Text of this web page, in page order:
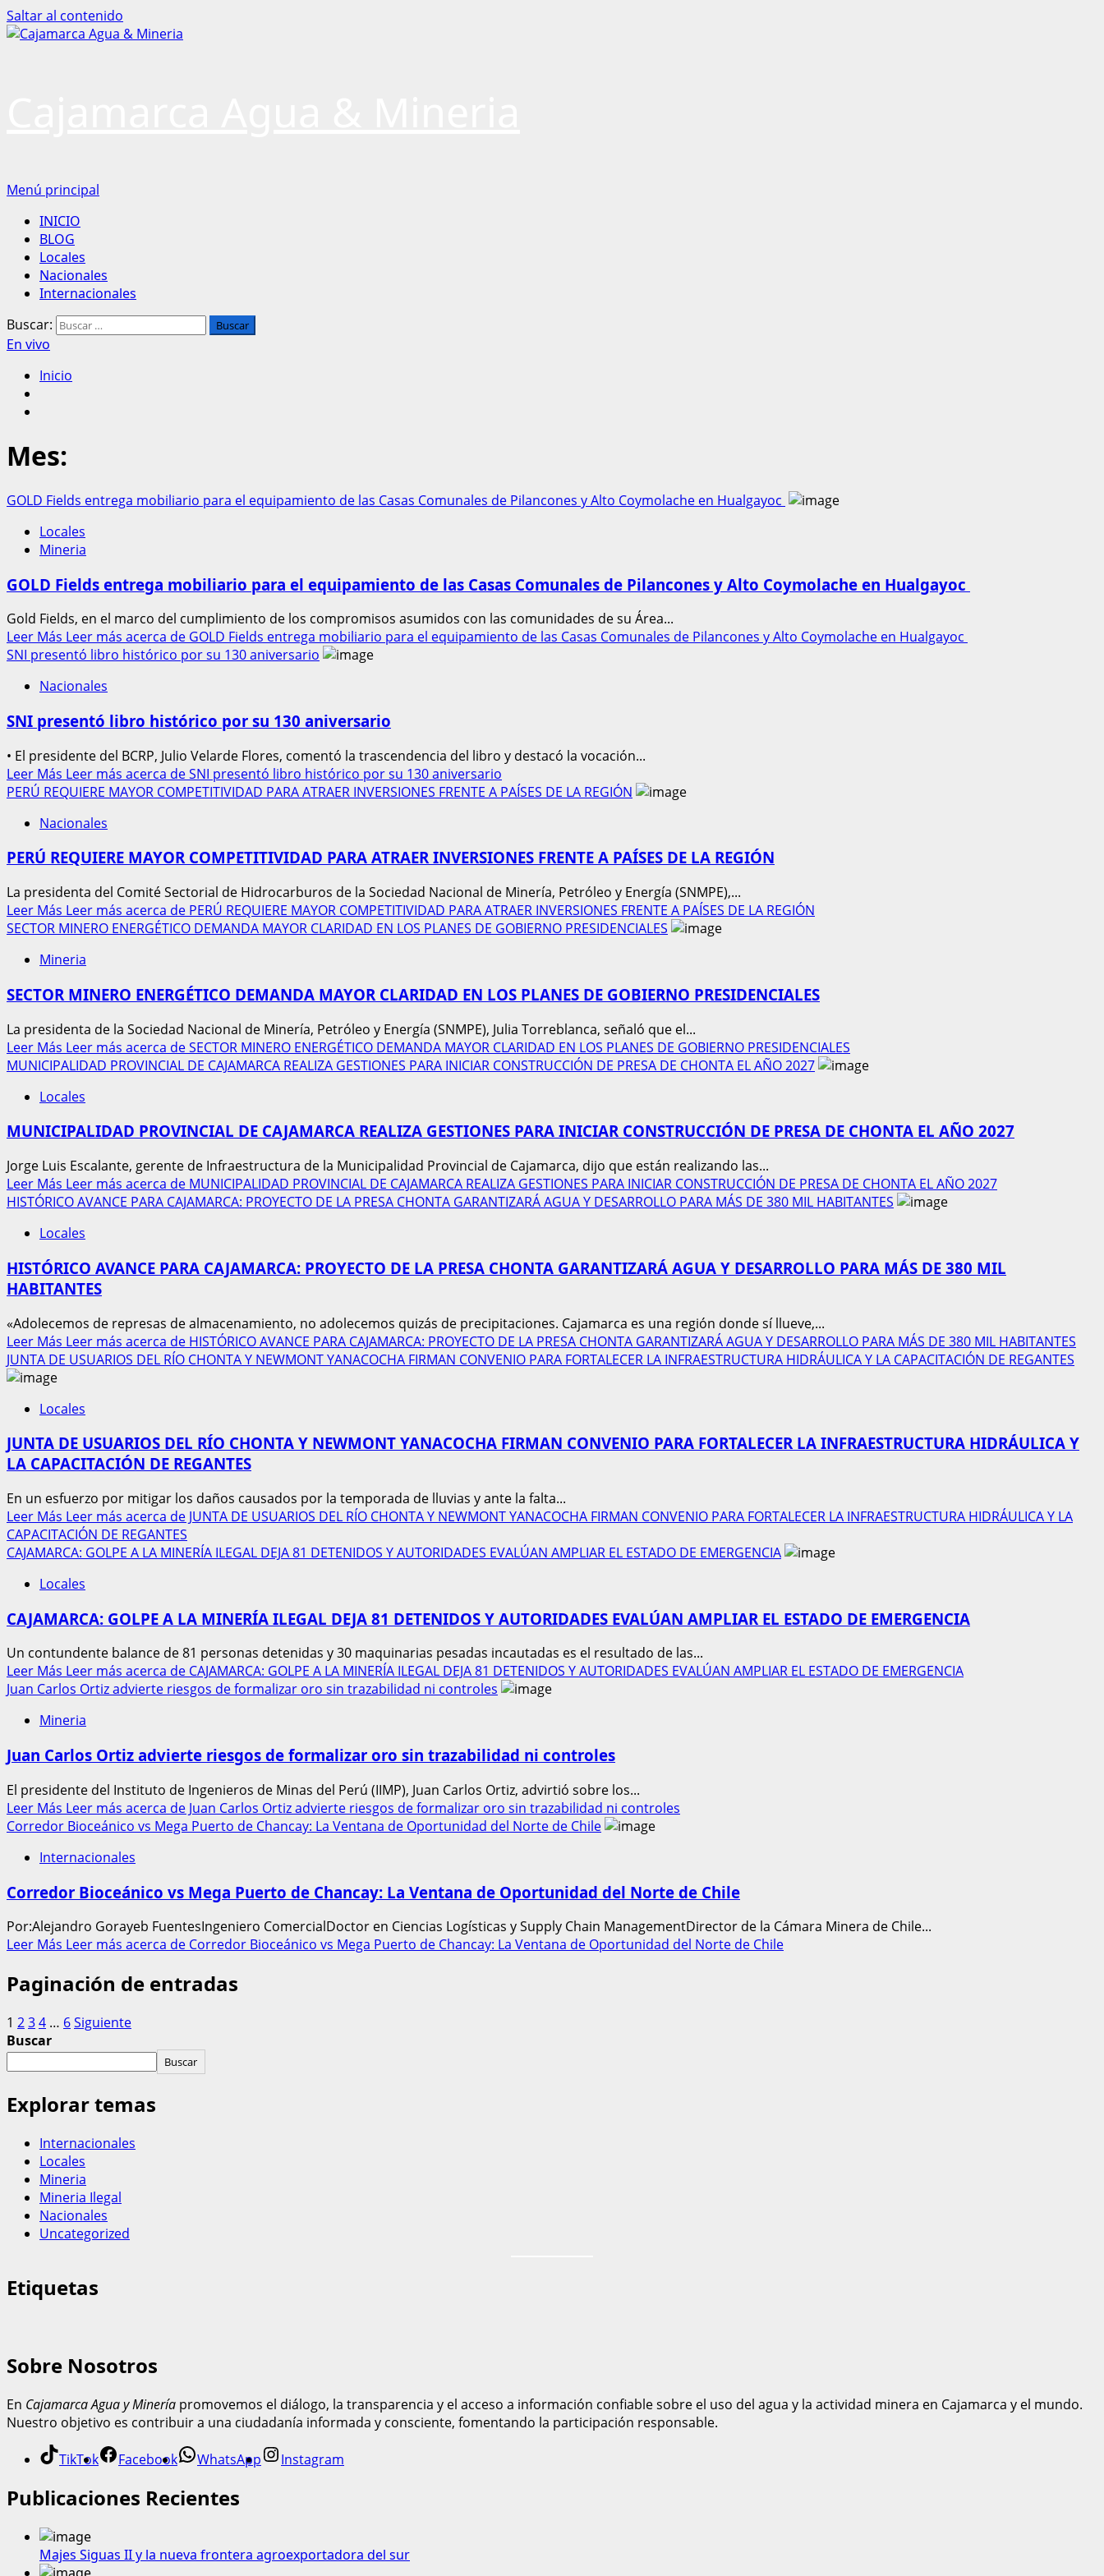
Saltar al contenido
Menú principal
INICIO
BLOG
Locales
Nacionales
Internacionales
Buscar:
En vivo
Inicio
Mes:
GOLD Fields entrega mobiliario para el equipamiento de las Casas Comunales de Pilancones y Alto Coymolache en Hualgayoc
Locales
Mineria
GOLD Fields entrega mobiliario para el equipamiento de las Casas Comunales de Pilancones y Alto Coymolache en Hualgayoc
Gold Fields, en el marco del cumplimiento de los compromisos asumidos con las comunidades de su Área...
Leer Más Leer más acerca de GOLD Fields entrega mobiliario para el equipamiento de las Casas Comunales de Pilancones y Alto Coymolache en Hualgayoc
SNI presentó libro histórico por su 130 aniversario
Nacionales
SNI presentó libro histórico por su 130 aniversario
• El presidente del BCRP, Julio Velarde Flores, comentó la trascendencia del libro y destacó la vocación...
Leer Más Leer más acerca de SNI presentó libro histórico por su 130 aniversario
PERÚ REQUIERE MAYOR COMPETITIVIDAD PARA ATRAER INVERSIONES FRENTE A PAÍSES DE LA REGIÓN
Nacionales
PERÚ REQUIERE MAYOR COMPETITIVIDAD PARA ATRAER INVERSIONES FRENTE A PAÍSES DE LA REGIÓN
La presidenta del Comité Sectorial de Hidrocarburos de la Sociedad Nacional de Minería, Petróleo y Energía (SNMPE),...
Leer Más Leer más acerca de PERÚ REQUIERE MAYOR COMPETITIVIDAD PARA ATRAER INVERSIONES FRENTE A PAÍSES DE LA REGIÓN
SECTOR MINERO ENERGÉTICO DEMANDA MAYOR CLARIDAD EN LOS PLANES DE GOBIERNO PRESIDENCIALES
Mineria
SECTOR MINERO ENERGÉTICO DEMANDA MAYOR CLARIDAD EN LOS PLANES DE GOBIERNO PRESIDENCIALES
La presidenta de la Sociedad Nacional de Minería, Petróleo y Energía (SNMPE), Julia Torreblanca, señaló que el...
Leer Más Leer más acerca de SECTOR MINERO ENERGÉTICO DEMANDA MAYOR CLARIDAD EN LOS PLANES DE GOBIERNO PRESIDENCIALES
MUNICIPALIDAD PROVINCIAL DE CAJAMARCA REALIZA GESTIONES PARA INICIAR CONSTRUCCIÓN DE PRESA DE CHONTA EL AÑO 2027
Locales
MUNICIPALIDAD PROVINCIAL DE CAJAMARCA REALIZA GESTIONES PARA INICIAR CONSTRUCCIÓN DE PRESA DE CHONTA EL AÑO 2027
Jorge Luis Escalante, gerente de Infraestructura de la Municipalidad Provincial de Cajamarca, dijo que están realizando las...
Leer Más Leer más acerca de MUNICIPALIDAD PROVINCIAL DE CAJAMARCA REALIZA GESTIONES PARA INICIAR CONSTRUCCIÓN DE PRESA DE CHONTA EL AÑO 2027
HISTÓRICO AVANCE PARA CAJAMARCA: PROYECTO DE LA PRESA CHONTA GARANTIZARÁ AGUA Y DESARROLLO PARA MÁS DE 380 MIL HABITANTES
Locales
HISTÓRICO AVANCE PARA CAJAMARCA: PROYECTO DE LA PRESA CHONTA GARANTIZARÁ AGUA Y DESARROLLO PARA MÁS DE 380 MIL
HABITANTES
«Adolecemos de represas de almacenamiento, no adolecemos quizás de precipitaciones. Cajamarca es una región donde sí llueve,...
Leer Más Leer más acerca de HISTÓRICO AVANCE PARA CAJAMARCA: PROYECTO DE LA PRESA CHONTA GARANTIZARÁ AGUA Y DESARROLLO PARA MÁS DE 380 MIL HABITANTES
JUNTA DE USUARIOS DEL RÍO CHONTA Y NEWMONT YANACOCHA FIRMAN CONVENIO PARA FORTALECER LA INFRAESTRUCTURA HIDRÁULICA Y LA CAPACITACIÓN DE REGANTES
Locales
JUNTA DE USUARIOS DEL RÍO CHONTA Y NEWMONT YANACOCHA FIRMAN CONVENIO PARA FORTALECER LA INFRAESTRUCTURA HIDRÁULICA Y
LA CAPACITACIÓN DE REGANTES
En un esfuerzo por mitigar los daños causados por la temporada de lluvias y ante la falta...
Leer Más Leer más acerca de JUNTA DE USUARIOS DEL RÍO CHONTA Y NEWMONT YANACOCHA FIRMAN CONVENIO PARA FORTALECER LA INFRAESTRUCTURA HIDRÁULICA Y LA
CAPACITACIÓN DE REGANTES
CAJAMARCA: GOLPE A LA MINERÍA ILEGAL DEJA 81 DETENIDOS Y AUTORIDADES EVALÚAN AMPLIAR EL ESTADO DE EMERGENCIA
Locales
CAJAMARCA: GOLPE A LA MINERÍA ILEGAL DEJA 81 DETENIDOS Y AUTORIDADES EVALÚAN AMPLIAR EL ESTADO DE EMERGENCIA
Un contundente balance de 81 personas detenidas y 30 maquinarias pesadas incautadas es el resultado de las...
Leer Más Leer más acerca de CAJAMARCA: GOLPE A LA MINERÍA ILEGAL DEJA 81 DETENIDOS Y AUTORIDADES EVALÚAN AMPLIAR EL ESTADO DE EMERGENCIA
Juan Carlos Ortiz advierte riesgos de formalizar oro sin trazabilidad ni controles
Mineria
Juan Carlos Ortiz advierte riesgos de formalizar oro sin trazabilidad ni controles
El presidente del Instituto de Ingenieros de Minas del Perú (IIMP), Juan Carlos Ortiz, advirtió sobre los...
Leer Más Leer más acerca de Juan Carlos Ortiz advierte riesgos de formalizar oro sin trazabilidad ni controles
Corredor Bioceánico vs Mega Puerto de Chancay: La Ventana de Oportunidad del Norte de Chile
Internacionales
Corredor Bioceánico vs Mega Puerto de Chancay: La Ventana de Oportunidad del Norte de Chile
Por:Alejandro Gorayeb FuentesIngeniero ComercialDoctor en Ciencias Logísticas y Supply Chain ManagementDirector de la Cámara Minera de Chile...
Leer Más Leer más acerca de Corredor Bioceánico vs Mega Puerto de Chancay: La Ventana de Oportunidad del Norte de Chile
Paginación de entradas
1 234 … 6Siguiente
Buscar
Buscar
Explorar temas
Internacionales
Locales
Mineria
Mineria Ilegal
Nacionales
Uncategorized
Etiquetas
Sobre Nosotros
En Cajamarca Agua y Minería promovemos el diálogo, la transparencia y el acceso a información confiable sobre el uso del agua y la actividad minera en Cajamarca y el mundo.
Nuestro objetivo es contribuir a una ciudadanía informada y consciente, fomentando la participación responsable.
TikTok Facebook WhatsApp Instagram
Publicaciones Recientes
Majes Siguas II y la nueva frontera agroexportadora del sur